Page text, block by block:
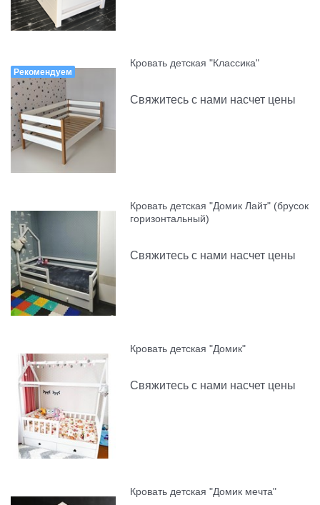
Рекомендуем
Кровать детская "Классика"
Свяжитесь с нами насчет цены
Кровать детская "Домик Лайт" (брусок
горизонтальный)
Свяжитесь с нами насчет цены
Кровать детская "Домик"
Свяжитесь с нами насчет цены
Кровать детская "Домик мечта"